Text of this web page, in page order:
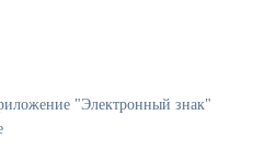
"Электронный знак"